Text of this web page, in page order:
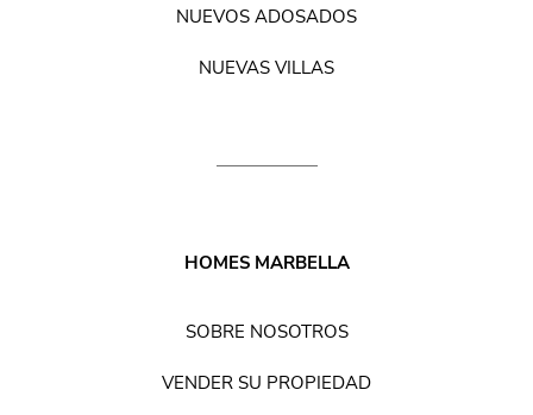
NUEVOS ADOSADOS
NUEVAS VILLAS
HOMES MARBELLA
SOBRE NOSOTROS
VENDER SU PROPIEDAD